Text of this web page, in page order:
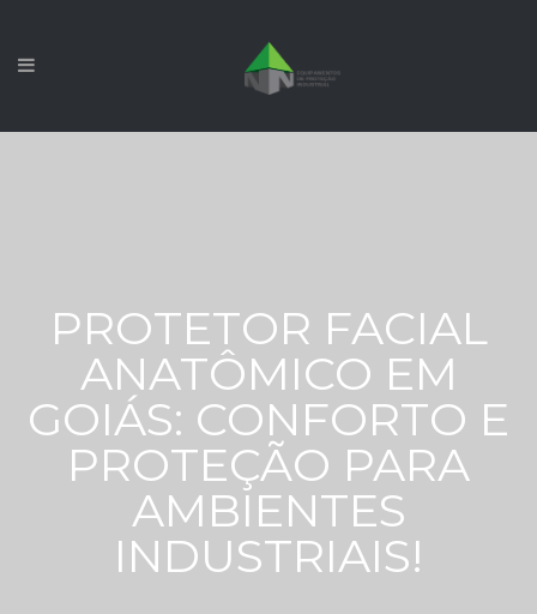
PROTETOR FACIAL
ANATÔMICO EM
GOIÁS: CONFORTO E
PROTEÇÃO PARA
AMBIENTES
INDUSTRIAIS!